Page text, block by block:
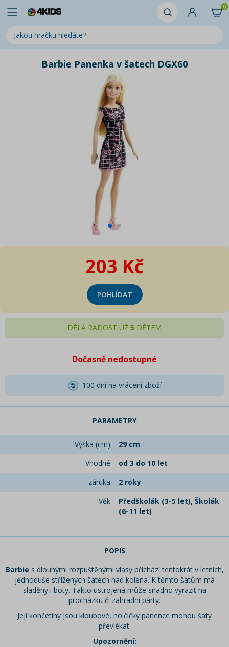
0
Barbie Panenka v šatech DGX60
203 Kč
POHLÍDAT
DĚLÁ RADOST UŽ 5 DĚTEM
Dočasně nedostupné
100 dní na vrácení zboží
PARAMETRY
Výška (cm)
29 cm
Vhodné
od 3 do 10 let
záruka
2 roky
Věk
Předškolák (3-5 let), Školák
(6-11 let)
POPIS
Barbie s dlouhými rozpuštěnými vlasy přichází tentokrát v letních,
jednoduše střižených šatech nad kolena. K těmto šatům má
sladěny i boty. Takto ustrojená může snadno vyrazit na
procházku či zahradní párty.
Její končetiny jsou kloubové, holčičky panence mohou šaty
převlékat.
Upozornění: